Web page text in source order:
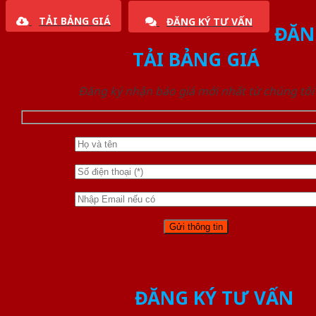
TẢI BẢNG GIÁ ĐĂNG KÝ TƯ VẤN
TẢI BẢNG GIÁ
Đăng ký nhận báo giá mới nhất từ chúng tôi
ĐĂNG KÝ TƯ VẤN